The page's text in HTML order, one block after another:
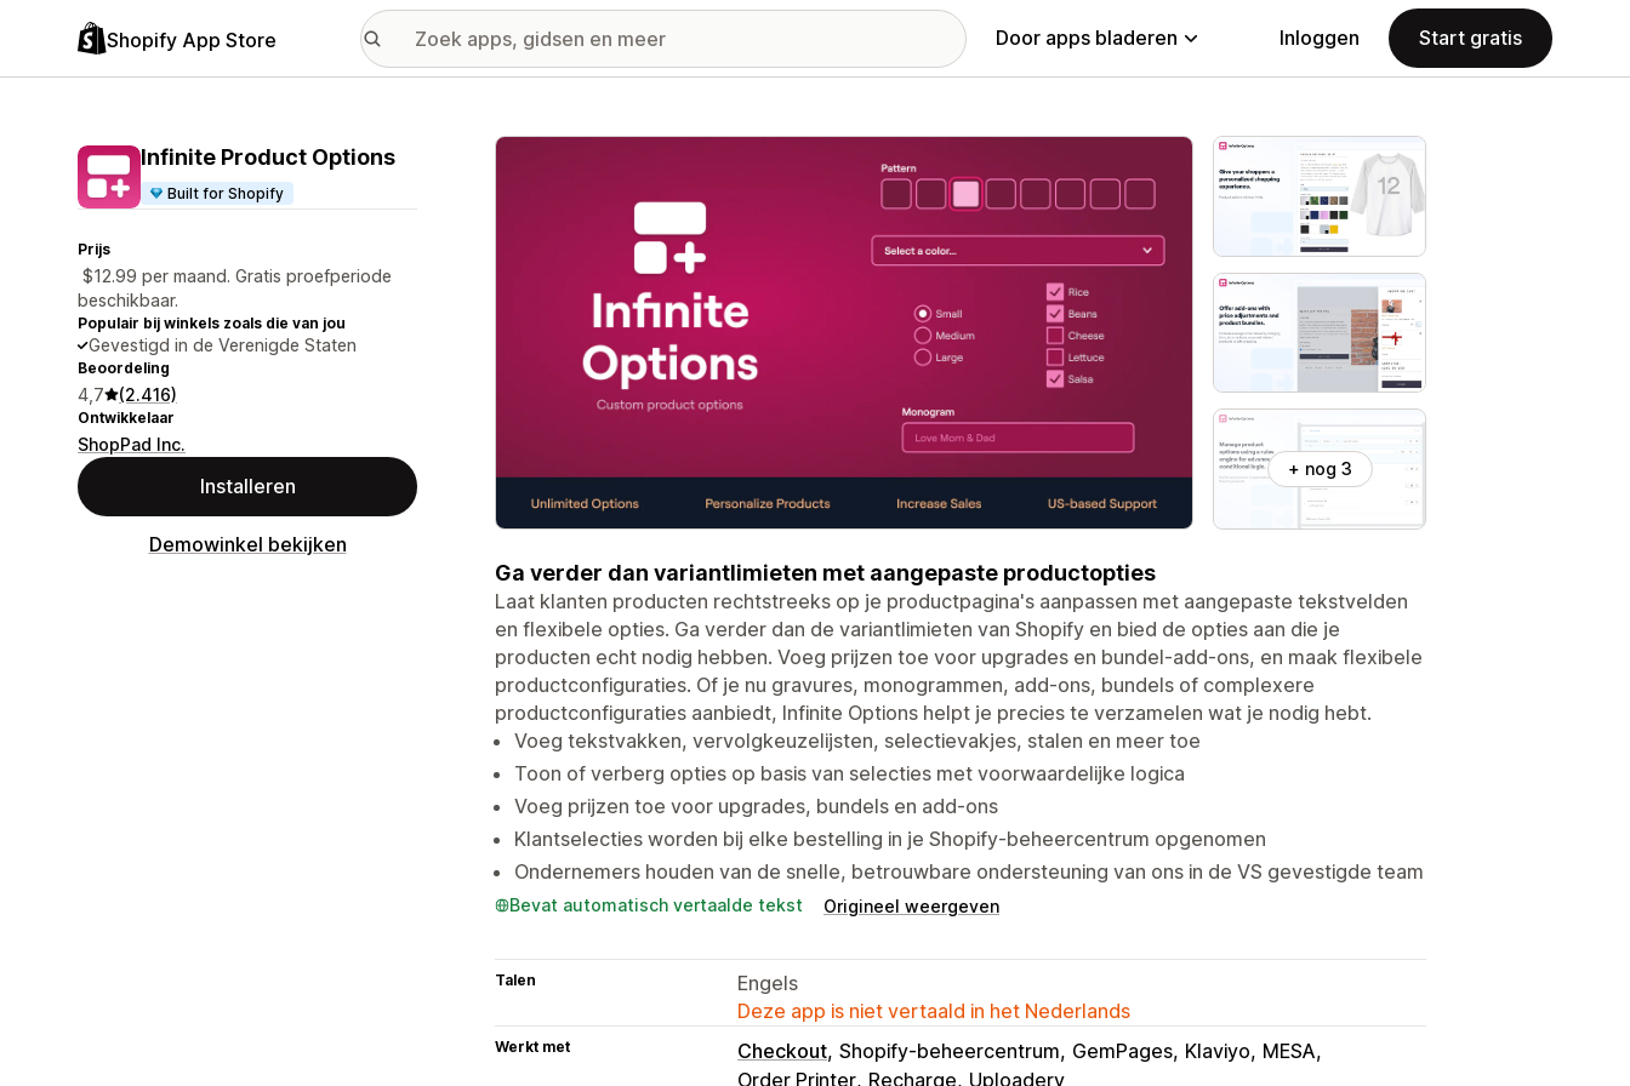
Shopify App Store Door apps bladeren Inloggen Start gratis
Infinite Product Options
Built for Shopify
Prijs
$12.99 per maand. Gratis proefperiode
beschikbaar.
Populair bij winkels zoals die van jou
Gevestigd in de Verenigde Staten
Beoordeling
4,7 (2.416)
Ontwikkelaar
ShopPad Inc.
Installeren
Demowinkel bekijken
Galerij met uitgelichte afbeeldingen
+ nog 3
Ga verder dan variantlimieten met aangepaste productopties
Laat klanten producten rechtstreeks op je productpagina's aanpassen met aangepaste tekstvelden
en flexibele opties. Ga verder dan de variantlimieten van Shopify en bied de opties aan die je
producten echt nodig hebben. Voeg prijzen toe voor upgrades en bundel-add-ons, en maak flexibele
productconfiguraties. Of je nu gravures, monogrammen, add-ons, bundels of complexere
productconfiguraties aanbiedt, Infinite Options helpt je precies te verzamelen wat je nodig hebt.
Voeg tekstvakken, vervolgkeuzelijsten, selectievakjes, stalen en meer toe
Toon of verberg opties op basis van selecties met voorwaardelijke logica
Voeg prijzen toe voor upgrades, bundels en add-ons
Klantselecties worden bij elke bestelling in je Shopify-beheercentrum opgenomen
Ondernemers houden van de snelle, betrouwbare ondersteuning van ons in de VS gevestigde team
Bevat automatisch vertaalde tekst Origineel weergeven
Talen
Engels
Deze app is niet vertaald in het Nederlands
Werkt met Checkout Shopify-beheercentrum GemPages Klaviyo MESA
Order Printer Recharge Uploadery